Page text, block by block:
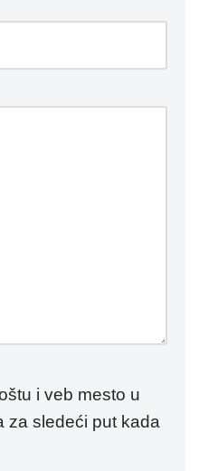
i veb mesto u
za sledeći put kada